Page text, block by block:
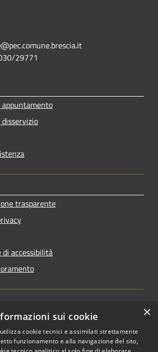
29771
trasparente
di accessibilità
×
sui cookie
cookie tecnici e assimilati strettamente
funzionamento e alla navigazione del sito,